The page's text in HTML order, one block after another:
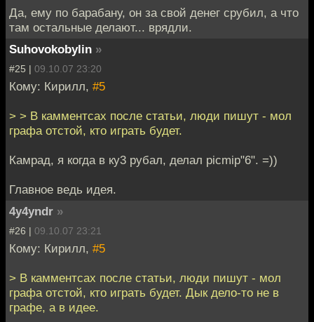
Да, ему по барабану, он за свой денег срубил, а что
там остальные делают... врядли.
Suhovokobylin »
#25 | 09.10.07 23:20
Кому: Кирилл, #5
> > В камментсах после статьи, люди пишут - мол
графа отстой, кто играть будет.
Камрад, я когда в ку3 рубал, делал picmip"6". =))
Главное ведь идея.
4y4yndr »
#26 | 09.10.07 23:21
Кому: Кирилл, #5
> В камментсах после статьи, люди пишут - мол
графа отстой, кто играть будет. Дык дело-то не в
графе, а в идее.